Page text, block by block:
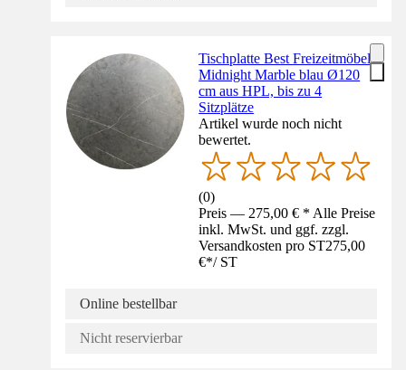
Tischplatte Best Freizeitmöbel
Midnight Marble blau Ø120
cm aus HPL, bis zu 4
Sitzplätze
Artikel wurde noch nicht
bewertet.
(0)
Preis — 275,00 € * Alle Preise
inkl. MwSt. und ggf. zzgl.
Versandkosten pro ST275,00
€*/ ST
Online bestellbar
Nicht reservierbar